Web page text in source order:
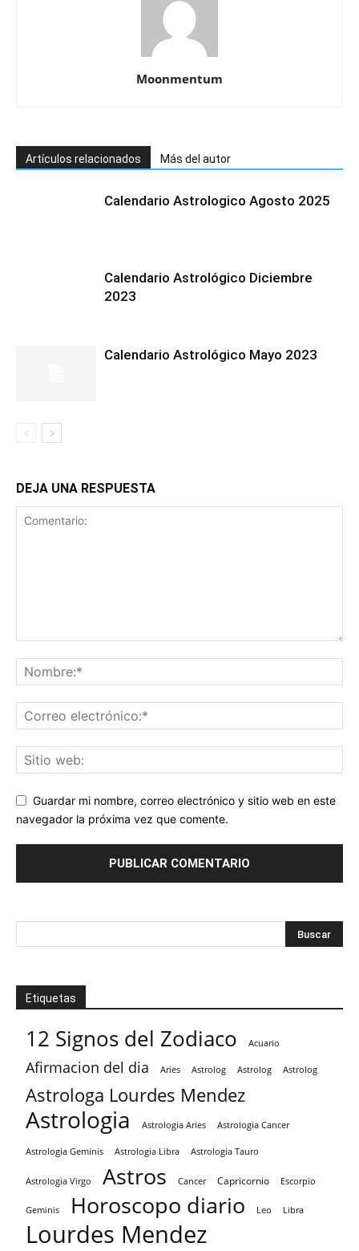
Moonmentum
Artículos relacionados Más del autor
Calendario Astrologico Agosto 2025
Calendario Astrológico Diciembre
2023
Calendario Astrológico Mayo 2023
DEJA UNA RESPUESTA
Guardar mi nombre, correo electrónico y sitio web en este
navegador la próxima vez que comente.
Etiquetas
12 Signos del Zodiaco Acuario
Afirmacion del dia Aries Astrolog Astrolog Astrolog
Astrologa Lourdes Mendez
Astrologia Astrologia Aries Astrologia Cancer
Astrologia Geminis Astrologia Libra Astrologia Tauro
Astrologia Virgo Astros Cancer Capricornio Escorpio
Geminis Horoscopo diario Leo Libra
Lourdes Mendez